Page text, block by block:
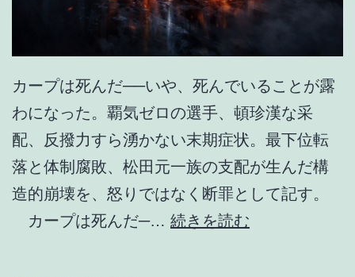
カープは死んだ──いや、死んでいることが露
わになった。覇気ゼロの選手、頓珍漢な采
配、反撥力すら湧かない末期症状。最下位転
落と体制腐敗、松田元一族の支配が生んだ構
造的崩壊を、怒りではなく断罪として記す。
カープは死んだ─… 続きを読む